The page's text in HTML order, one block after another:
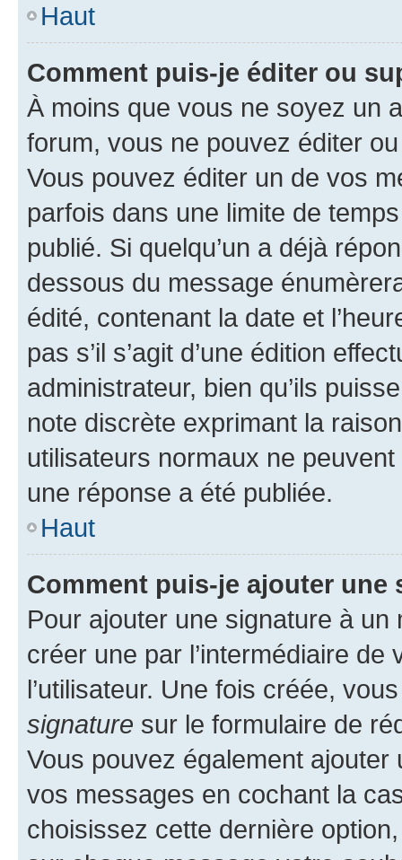
Haut
Comment puis-je éditer ou
À moins que vous ne soyez un
forum, vous ne pouvez éditer
Vous pouvez éditer un de vos
parfois dans une limite de
publié. Si quelqu’un a déjà
dessous du message
édité, contenant la date et
pas s’il s’agit d’une édition
administrateur, bien qu’ils
note discrète exprimant la
utilisateurs normaux ne
une réponse a été publiée.
Haut
Comment puis-je ajouter une
Pour ajouter une signature à un
créer une par l’intermédiaire
l’utilisateur. Une fois créée,
signature sur le formulaire de
Vous pouvez également
vos messages en cochant la
choisissez cette dernière